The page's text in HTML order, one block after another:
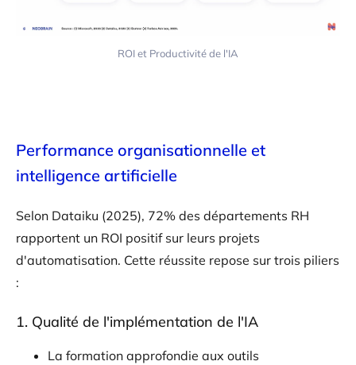
ROI et Productivité de l'IA
Performance organisationnelle et
intelligence artificielle
Selon Dataiku (2025), 72% des départements RH
rapportent un ROI positif sur leurs projets
d'automatisation. Cette réussite repose sur trois piliers
:
1. Qualité de l'implémentation de l'IA
La formation approfondie aux outils